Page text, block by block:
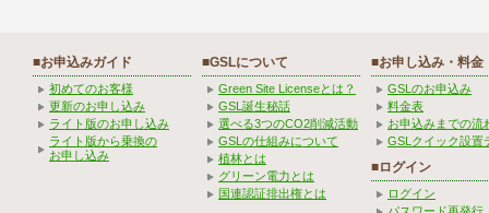
■お申込みガイド
初めてのお客様
更新のお申し込み
ライト版のお申し込み
ライト版から乗換の
お申し込み
■GSLについて
Green Site Licenseとは？
GSL誕生秘話
選べる3つのCO2削減活動
GSLの仕組みについて
植林とは
グリーン電力とは
国連認証排出権とは
■お申し込み・料金
GSLのお申込み
料金表
お申込みまでの流
GSLクイック設置
■ログイン
ログイン